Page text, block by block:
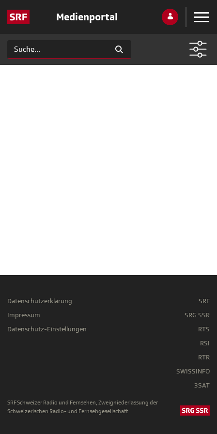
Medienportal
Datenschutzerklärung
Impressum
Datenschutz-Einstellungen
SRF
SRG SSR
RTS
RSI
RTR
SWISSINFO
3SAT
SRF Schweizer Radio und Fernsehen, Zweigniederlassung der
Schweizerischen Radio- und Fernsehgesellschaft